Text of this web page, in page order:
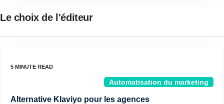
Le choix de l'éditeur
Automatisation du marketing
Alternative Klaviyo pour les agences